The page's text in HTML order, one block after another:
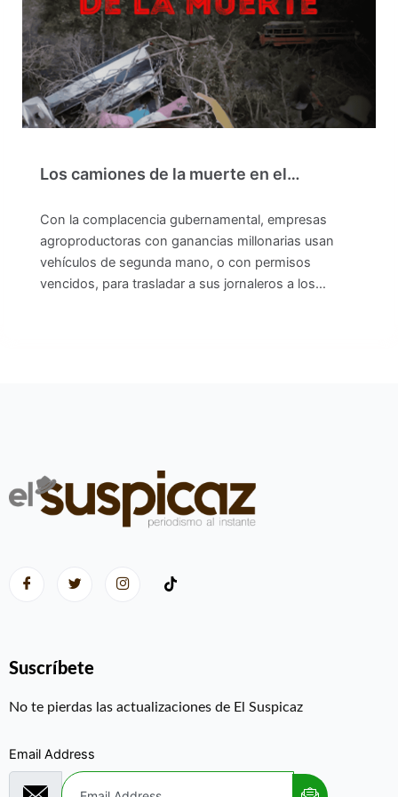
Los camiones de la muerte en el…
Con la complacencia gubernamental, empresas
agroproductoras con ganancias millonarias usan
vehículos de segunda mano, o con permisos
vencidos, para trasladar a sus jornaleros a los…
Suscríbete
No te pierdas las actualizaciones de El Suspicaz
Email Address